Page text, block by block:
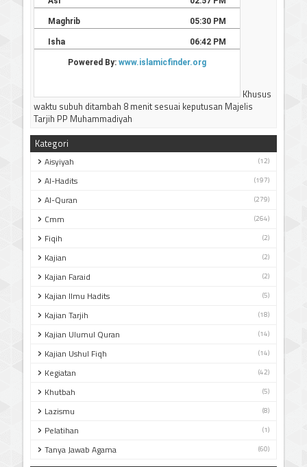
Khusus
waktu subuh ditambah 8 menit sesuai keputusan Majelis
Tarjih PP Muhammadiyah
Kategori
Aisyiyah (12)
Al-Hadits (197)
Al-Quran (279)
Cmm (264)
Fiqih (2)
Kajian (2)
Kajian Faraid (2)
Kajian Ilmu Hadits (5)
Kajian Tarjih (18)
Kajian Ulumul Quran (14)
Kajian Ushul Fiqh (14)
Kegiatan (42)
Khutbah (5)
Lazismu (8)
Pelatihan (1)
Tanya Jawab Agama (60)